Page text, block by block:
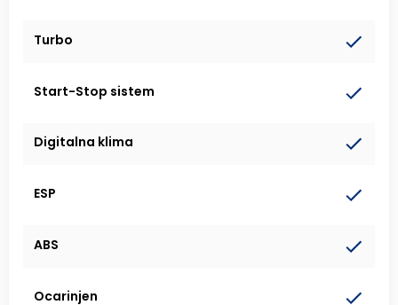
Turbo
Start-Stop sistem
Digitalna klima
ESP
ABS
Ocarinjen